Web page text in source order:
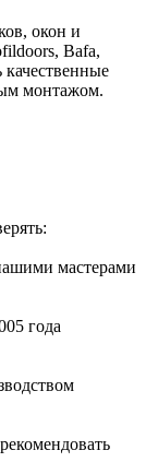
окон и
Bafa,
монтажом.
мастерами
года